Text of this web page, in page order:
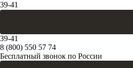
39-41
39-41
8 (800) 550 57 74
Бесплатный звонок по России